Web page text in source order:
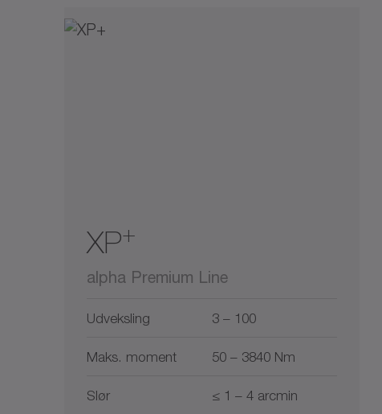
XP+
alpha Premium Line
Udveksling 3 – 100
Maks. moment 50 – 3840 Nm
Slør ≤ 1 – 4 arcmin